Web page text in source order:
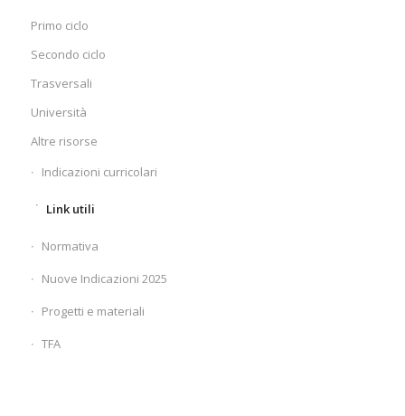
Primo ciclo
Secondo ciclo
Trasversali
Università
Altre risorse
Indicazioni curricolari
Link utili
Normativa
Nuove Indicazioni 2025
Progetti e materiali
TFA